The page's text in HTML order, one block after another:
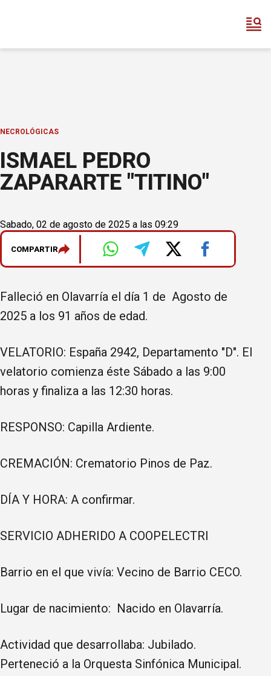
NECROLÓGICAS
ISMAEL PEDRO
ZAPARARTE "TITINO"
Sabado, 02 de agosto de 2025 a las 09:29
COMPARTIR
Falleció en Olavarría el día 1 de Agosto de
2025 a los 91 años de edad.
VELATORIO: España 2942, Departamento "D". El
velatorio comienza éste Sábado a las 9:00
horas y finaliza a las 12:30 horas.
RESPONSO: Capilla Ardiente.
CREMACIÓN: Crematorio Pinos de Paz.
DÍA Y HORA: A confirmar.
SERVICIO ADHERIDO A COOPELECTRI
Barrio en el que vivía: Vecino de Barrio CECO.
Lugar de nacimiento: Nacido en Olavarría.
Actividad que desarrollaba: Jubilado.
Perteneció a la Orquesta Sinfónica Municipal.